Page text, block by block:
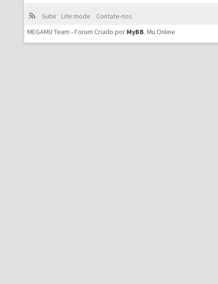
Subir Lite mode
Contate-nos
MEGAMU Team - Forum Criado por MyBB. Mu Online